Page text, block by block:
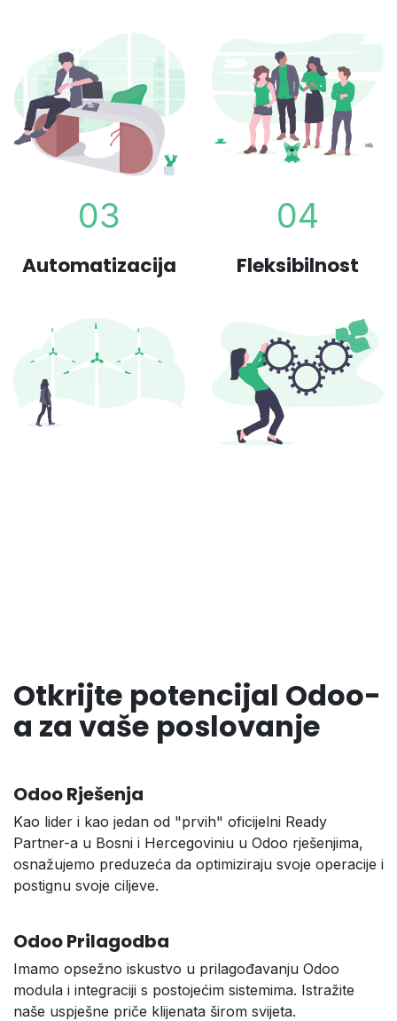
03
Automatizacija
04
Fleksibilnost
Otkrijte potencijal Odoo-
a za vaše poslovanje
Odoo Rješenja
Kao lider i kao jedan od "prvih" oficijelni Ready
Partner-a u Bosni i Hercegoviniu u Odoo rješenjima,
osnažujemo preduzeća da optimiziraju svoje operacije i
postignu svoje ciljeve.
Odoo Prilagodba
Imamo opsežno iskustvo u prilagođavanju Odoo
modula i integraciji s postojećim sistemima. Istražite
naše uspješne priče klijenata širom svijeta.